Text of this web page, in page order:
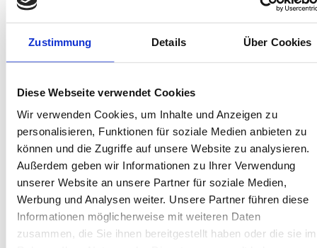
Zustimmung Details Über Cookies
Diese Webseite verwendet Cookies
Wir verwenden Cookies, um Inhalte und Anzeigen zu
personalisieren, Funktionen für soziale Medien anbieten zu
können und die Zugriffe auf unsere Website zu analysieren.
Außerdem geben wir Informationen zu Ihrer Verwendung
unserer Website an unsere Partner für soziale Medien,
Werbung und Analysen weiter. Unsere Partner führen diese
Informationen möglicherweise mit weiteren Daten
zusammen, die Sie ihnen bereitgestellt haben oder die sie im
Ich stehe zum Verkauf!
Diese Ferienimmobilie können Sie nicht nur mieten,
sondern auch kaufen. Sie können Ihren Urlaub dazu
nutzen, schon einmal zur Probe zu wohnen!
Zum Exposé